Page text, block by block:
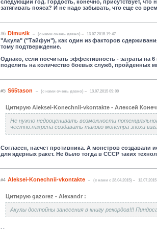
следующий год. Гордость, конечно, присутствует,
затягивать пояса? И не надо забывать, что еще со
#6 Dimusik (c нами очень давно) 13.07.2015 19:47
"Акула" ("Тайфун"), как один из факторов
тому подтверждение.
Однако, если посчитать эффективность - затраты на
поделить на количество боевых служб, пройденных
#5 S65tason (c нами очень давно) 13.07.2015 09:09
Цитирую Aleksei-Konechnii-vkontakte - Алексей
Не нужно недооценивать возможности
честно:нахрена создавать такого монстра эпохи
Согласен, насчет противника. А монстров создавали
для ядерных ракет. Не было тогда в СССР таких
#4 Aleksei-Konechnii-vkontakte (c нами с 28.04.2015)
Цитирую gazorez - Alexandr :
Акулы достойны занесения в книгу рекордов!!!